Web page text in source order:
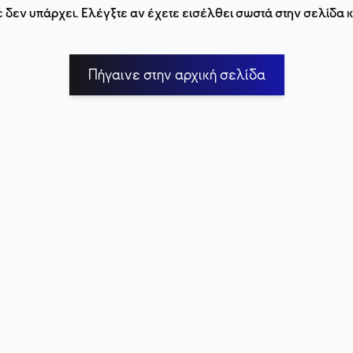
δεν υπάρχει. Ελέγξτε αν έχετε εισέλθει σωστά στην σελίδα
Πήγαινε στην αρχική σελίδα